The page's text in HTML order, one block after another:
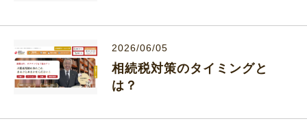
2026/06/05
相続税対策のタイミングと
は？